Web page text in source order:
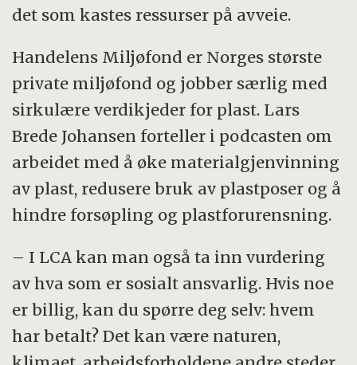
det som kastes ressurser på avveie.
Handelens Miljøfond er Norges største
private miljøfond og jobber særlig med
sirkulære verdikjeder for plast. Lars
Brede Johansen forteller i podcasten om
arbeidet med å øke materialgjenvinning
av plast, redusere bruk av plastposer og å
hindre forsøpling og plastforurensning.
– I LCA kan man også ta inn vurdering
av hva som er sosialt ansvarlig. Hvis noe
er billig, kan du spørre deg selv: hvem
har betalt? Det kan være naturen,